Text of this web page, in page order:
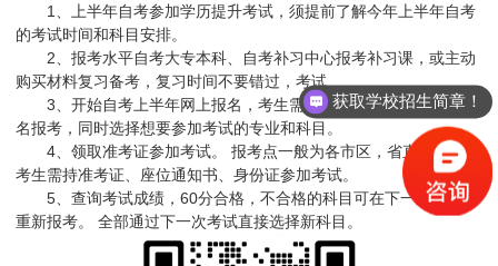
1、上半年自考参加学历提升考试，须提前了解今年上半年自考
的考试时间和科目安排。
2、报考水平自考大专本科、自考补习中心报考补习课，或主动
购买材料复习备考，复习时间不要错过，考试
3、开始自考上半年网上报名，考生需在省招办网站进行网上报
名报考，同时选择想要参加考试的专业和科目。
4、领取准考证参加考试。 报考点一般为各市区，省直管县市，
考生需持准考证、座位通知书、身份证参加考试。
5、查询考试成绩，60分合格，不合格的科目可在下一次考试中
重新报考。 全部通过下一次考试直接选择新科目。
获取学校招生简章！